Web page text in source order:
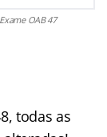
OAB 47
todas as